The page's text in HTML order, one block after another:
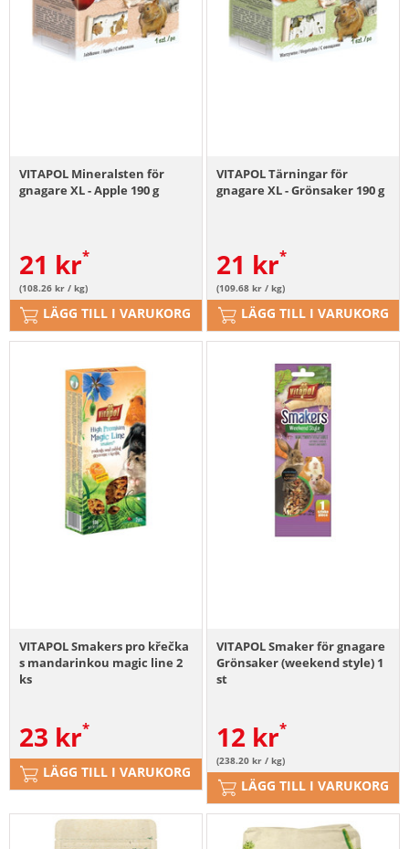
VITAPOL Mineralsten för
gnagare XL - Apple 190 g
21 kr
(108.26 kr / kg)
LÄGG TILL I VARUKORG
VITAPOL Tärningar för
gnagare XL - Grönsaker 190 g
21 kr
(109.68 kr / kg)
LÄGG TILL I VARUKORG
VITAPOL Smakers pro křečka
s mandarinkou magic line 2
ks
23 kr
LÄGG TILL I VARUKORG
VITAPOL Smaker för gnagare
Grönsaker (weekend style) 1
st
12 kr
(238.20 kr / kg)
LÄGG TILL I VARUKORG